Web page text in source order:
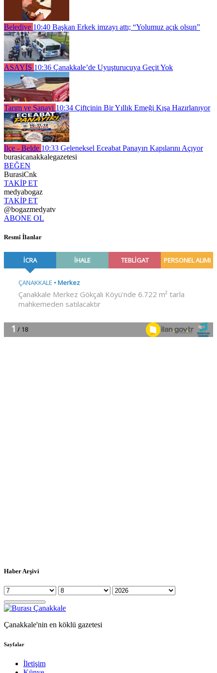
Belediye 10:40 Başkan Erkek imzayı attı; “Yolumuz açık olsun”
ASAYİŞ 10:36 Çanakkale’de Uyuşturucuya Geçit Yok
Tarım ve Sanayi 10:34 Çiftçinin Bir Yıllık Emeği Kışa Hazırlanıyor
İlçe - Belde 10:33 Geleneksel Eceabat Panayırı Kapılarını Açıyor
burasicanakkalegazetesi
BEĞEN
BurasiCnk
TAKİP ET
medyabogaz
TAKİP ET
@bogazmedyatv
ABONE OL
Resmî İlanlar
Haber Arşivi
Çanakkale'nin en köklü gazetesi
Sayfalar
İletişim